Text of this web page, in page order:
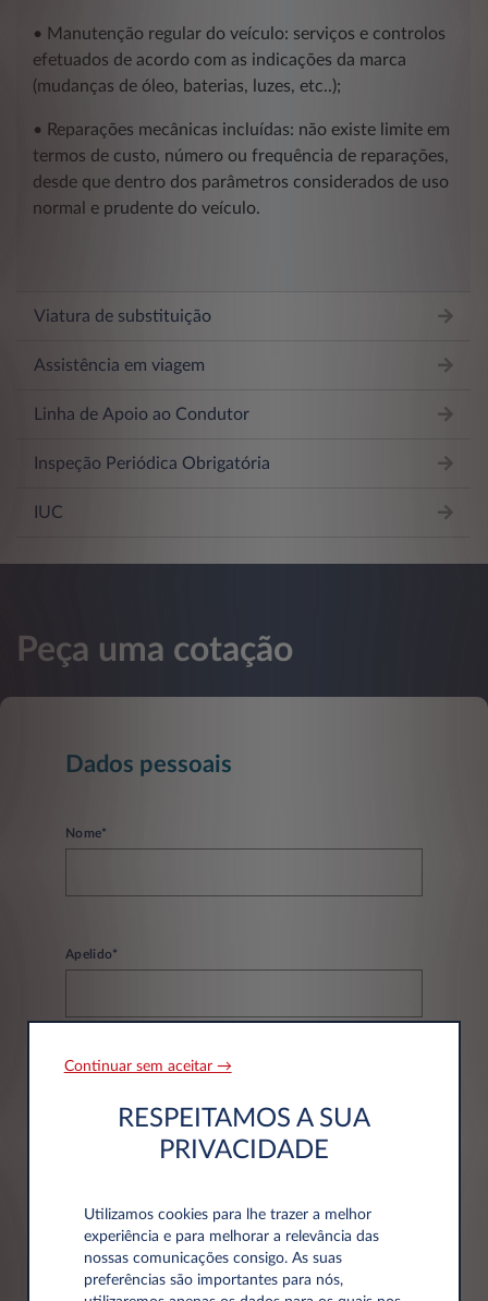
• Manutenção regular do veículo: serviços e controlos
efetuados de acordo com as indicações da marca
(mudanças de óleo, baterias, luzes, etc..);
• Reparações mecânicas incluídas: não existe limite em
termos de custo, número ou frequência de reparações,
desde que dentro dos parâmetros considerados de uso
normal e prudente do veículo.
Viatura de substituição
Assistência em viagem
Linha de Apoio ao Condutor
Inspeção Periódica Obrigatória
IUC
Peça uma cotação
Dados pessoais
Nome*
Apelido*
Email*
Continuar sem aceitar →
RESPEITAMOS A SUA
PRIVACIDADE
Utilizamos cookies para lhe trazer a melhor
experiência e para melhorar a relevância das
nossas comunicações consigo. As suas
preferências são importantes para nós,